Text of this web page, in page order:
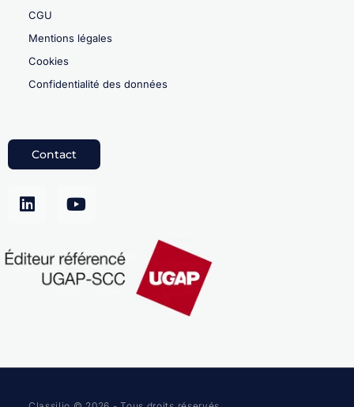
CGU
Mentions légales
Cookies
Confidentialité des données
Contact